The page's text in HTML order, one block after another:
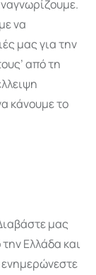
να
μας για την
από τη
κάνουμε το
μας
Ελλάδα και
ενημερώνεστε